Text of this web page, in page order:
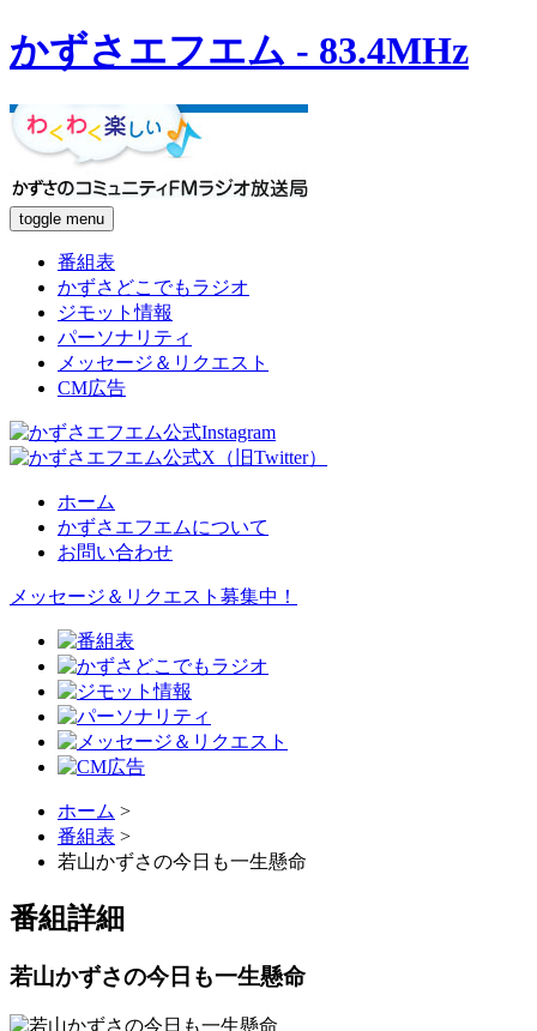
かずさエフエム - 83.4MHz
toggle menu
番組表
かずさどこでもラジオ
ジモット情報
パーソナリティ
メッセージ＆リクエスト
CM広告
ホーム
かずさエフエムについて
お問い合わせ
メッセージ＆リクエスト募集中！
ホーム >
番組表 >
若山かずさの今日も一生懸命
番組詳細
若山かずさの今日も一生懸命